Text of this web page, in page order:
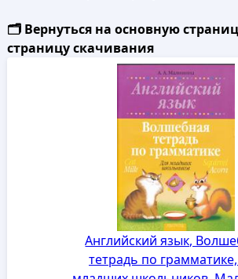
🗂️ Вернуться на основную
страницу скачивания
Английский язык,
тетрадь по